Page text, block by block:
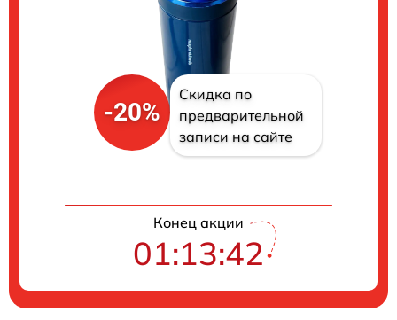
-20%
Скидка по
предварительной
записи на сайте
Конец акции
01:13:41